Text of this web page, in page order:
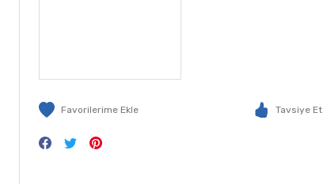
Tavsiye Et